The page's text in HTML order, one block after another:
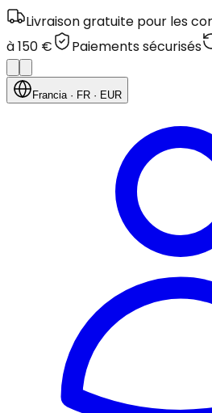
Livraison gratuite pour les
à 150 €
Paiements sécurisés
Francia· FR · EUR